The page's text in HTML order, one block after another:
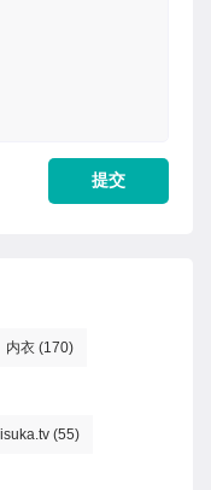
内衣 (170)
(55)